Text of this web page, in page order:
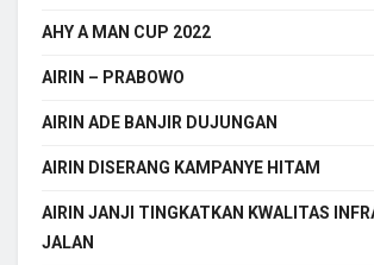
AHY A MAN CUP 2022
AIRIN – PRABOWO
AIRIN ADE BANJIR DUJUNGAN
AIRIN DISERANG KAMPANYE HITAM
AIRIN JANJI TINGKATKAN KWALITAS
JALAN